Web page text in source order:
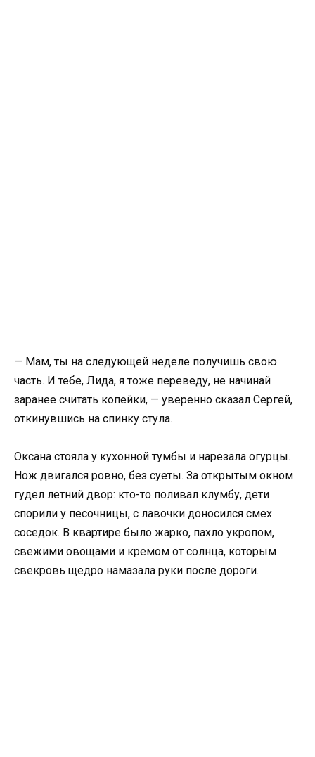
— Мам, ты на следующей неделе получишь свою
часть. И тебе, Лида, я тоже переведу, не начинай
заранее считать копейки, — уверенно сказал Сергей,
откинувшись на спинку стула.
Оксана стояла у кухонной тумбы и нарезала огурцы.
Нож двигался ровно, без суеты. За открытым окном
гудел летний двор: кто-то поливал клумбу, дети
спорили у песочницы, с лавочки доносился смех
соседок. В квартире было жарко, пахло укропом,
свежими овощами и кремом от солнца, которым
свекровь щедро намазала руки после дороги.